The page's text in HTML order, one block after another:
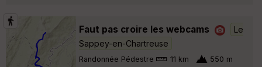
Faut pas croire les webcams
Le
Sappey-en-Chartreuse
Randonnée Pédestre 11 km 550 m